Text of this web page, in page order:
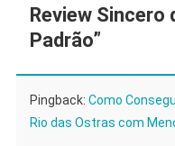
Review Sincero
Padrão”
Pingback: Como
Rio das Ostras com